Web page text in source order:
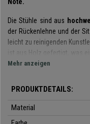
Note.
Die Stühle sind aus
der Rückenlehne und der
leicht zu reinigenden
ist aus Holz gefertigt, was
ein Produkt, das
Sitzkomfort
Mehr anzeigen
PRODUKTDETAILS:
Material